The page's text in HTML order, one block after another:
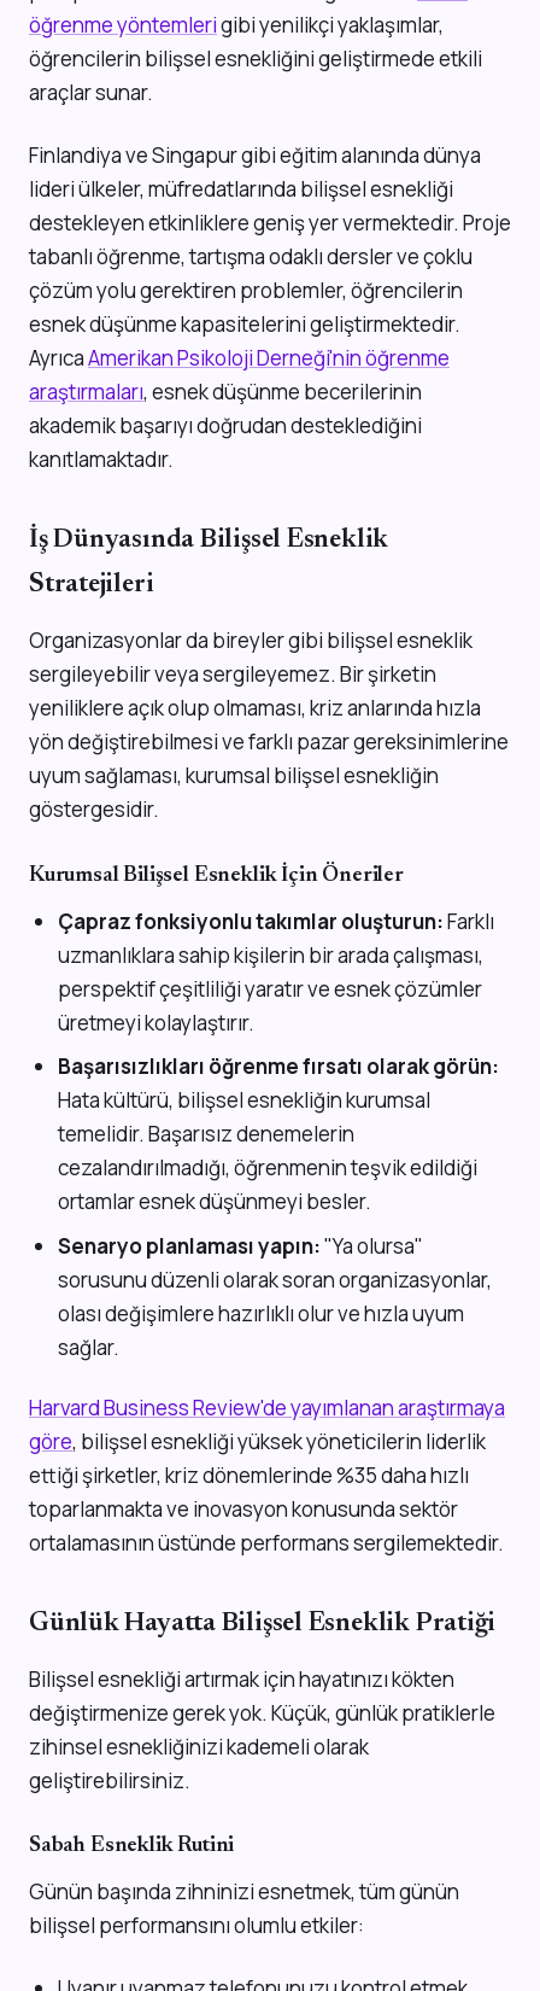
öğrenme yöntemlerigibi yenilikçi yaklaşımlar,
öğrencilerin bilişsel esnekliğini geliştirmede etkili
araçlar sunar.
Finlandiya ve Singapur gibi eğitim alanında dünya
lideri ülkeler, müfredatlarında bilişsel esnekliği
destekleyen etkinliklere geniş yer vermektedir. Proje
tabanlı öğrenme, tartışma odaklı dersler ve çoklu
çözüm yolu gerektiren problemler, öğrencilerin
esnek düşünme kapasitelerini geliştirmektedir.
AyrıcaAmerikan Psikoloji Derneği'nin öğrenme
araştırmaları, esnek düşünme becerilerinin
akademik başarıyı doğrudan desteklediğini
kanıtlamaktadır.
İş Dünyasında Bilişsel Esneklik
Stratejileri
Organizasyonlar da bireyler gibi bilişsel esneklik
sergileyebilir veya sergileyemez. Bir şirketin
yeniliklere açık olup olmaması, kriz anlarında hızla
yön değiştirebilmesi ve farklı pazar gereksinimlerine
uyum sağlaması, kurumsal bilişsel esnekliğin
göstergesidir.
Kurumsal Bilişsel Esneklik İçin Öneriler
Çapraz fonksiyonlu takımlar oluşturun:Farklı
uzmanlıklara sahip kişilerin bir arada çalışması,
perspektif çeşitliliği yaratır ve esnek çözümler
üretmeyi kolaylaştırır.
Başarısızlıkları öğrenme fırsatı olarak görün:
Hata kültürü, bilişsel esnekliğin kurumsal
temelidir. Başarısız denemelerin
cezalandırılmadığı, öğrenmenin teşvik edildiği
ortamlar esnek düşünmeyi besler.
Senaryo planlaması yapın:"Ya olursa"
sorusunu düzenli olarak soran organizasyonlar,
olası değişimlere hazırlıklı olur ve hızla uyum
sağlar.
Harvard Business Review'de yayımlanan araştırmaya
göre, bilişsel esnekliği yüksek yöneticilerin liderlik
ettiği şirketler, kriz dönemlerinde %35 daha hızlı
toparlanmakta ve inovasyon konusunda sektör
ortalamasının üstünde performans sergilemektedir.
Günlük Hayatta Bilişsel Esneklik Pratiği
Bilişsel esnekliği artırmak için hayatınızı kökten
değiştirmenize gerek yok. Küçük, günlük pratiklerle
zihinsel esnekliğinizi kademeli olarak
geliştirebilirsiniz.
Sabah Esneklik Rutini
Günün başında zihninizi esnetmek, tüm günün
bilişsel performansını olumlu etkiler: